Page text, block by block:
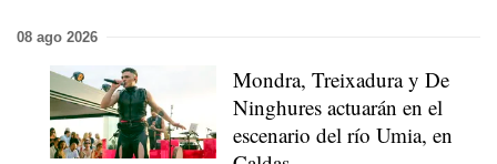
08 ago 2026
Mondra, Treixadura y De
Ninghures actuarán en el
escenario del río Umia, en